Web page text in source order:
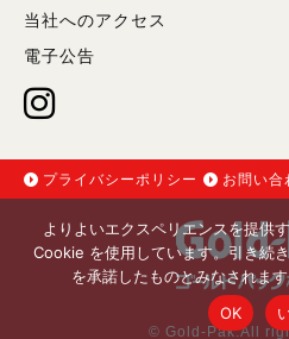
当社へのアクセス
電子公告
プライバシーポリシー お問い合
© Gold-Pak.All
よりよいエクスペリエンスを提供
Cookie を使用しています。引き続
を承諾したものとみなされま
OK